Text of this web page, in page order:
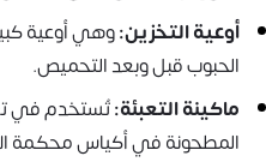
أوعية التخزين:وهي أوعية
الحبوب قبل وبعد التحميص.
ماكينة التعبئة:تُستخدم في
المطحونة في أكياس محكمة